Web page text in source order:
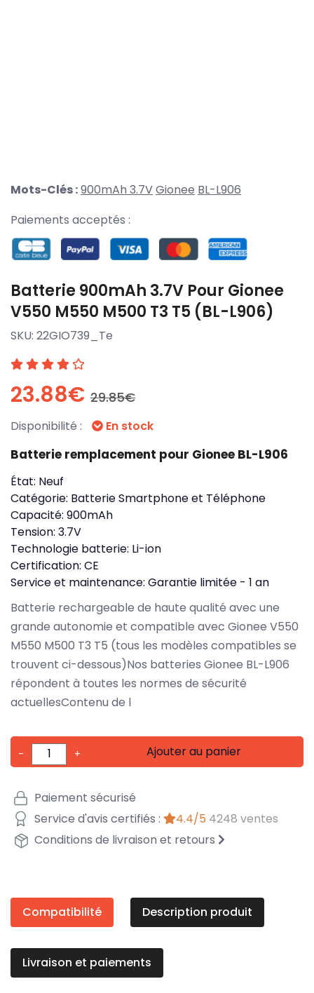
Mots-Clés :900mAh 3.7VGionee BL-L906
Paiements acceptés :
Batterie 900mAh 3.7V Pour Gionee
V550 M550 M500 T3 T5 (BL-L906)
SKU: 22GIO739_Te
23.88€ 29.85€
Disponibilité : En stock
Batterie remplacement pour Gionee BL-L906
État: Neuf
Catégorie: Batterie Smartphone et Téléphone
Capacité: 900mAh
Tension: 3.7V
Technologie batterie: Li-ion
Certification: CE
Service et maintenance: Garantie limitée - 1 an
Batterie rechargeable de haute qualité avec une
grande autonomie et compatible avec Gionee V550
M550 M500 T3 T5 (tous les modèles compatibles se
trouvent ci-dessous)Nos batteries Gionee BL-L906
répondent à toutes les normes de sécurité
actuellesContenu de l
- + Ajouter au panier
Paiement sécurisé
Service d'avis certifiés :
4.4/5 4248 ventes
Conditions de livraison et retours
Compatibilité Description produit
Livraison et paiements